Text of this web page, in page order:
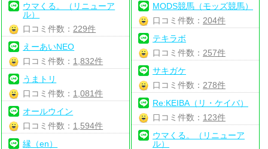
ウマくる。（リニューア
ル）
口コミ件数： 229件
えーあいNEO
口コミ件数： 1,832件
うまトリ
口コミ件数： 1,081件
オールウイン
口コミ件数： 1,594件
縁（en）
MODS競馬（モッズ競馬）
口コミ件数： 204件
テキラボ
口コミ件数： 257件
サキガケ
口コミ件数： 278件
Re:KEIBA（リ・ケイバ）
口コミ件数： 123件
ウマくる。（リニューア
ル）